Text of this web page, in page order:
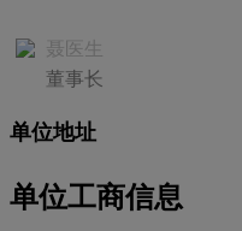
聂医生
董事长
单位地址
单位工商信息